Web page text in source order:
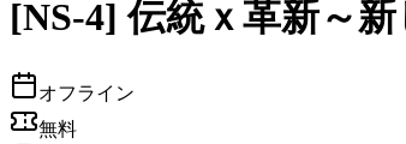
[NS-4] 伝統ｘ革新～
オフライン
無料